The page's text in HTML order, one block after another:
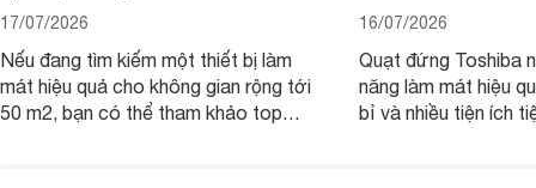
17/07/2026
Nếu đang tìm kiếm một thiết bị làm
mát hiệu quả cho không gian rộng tới
50 m2, bạn có thể tham khảo top
16/07/2026
Quạt đứng Toshiba
năng làm mát hiệu
bỉ và nhiều tiện ích